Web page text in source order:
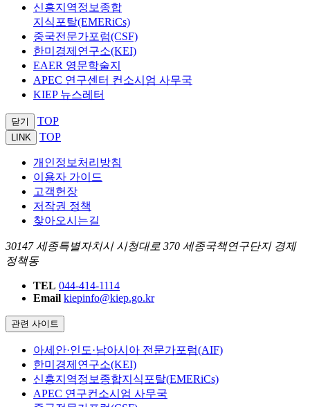
신흥지역정보종합
지식포탈(EMERiCs)
중국전문가포럼(CSF)
한미경제연구소(KEI)
EAER 영문학술지
APEC 연구센터 컨소시엄 사무국
KIEP 뉴스레터
닫기 TOP
LINK TOP
개인정보처리방침
이용자 가이드
고객헌장
저작권 정책
찾아오시는길
30147 세종특별자치시 시청대로 370 세종국책연구단지 경제
정책동
TEL 044-414-1114
Email kiepinfo@kiep.go.kr
관련 사이트
아세안·인도·남아시아 전문가포럼(AIF)
한미경제연구소(KEI)
신흥지역정보종합지식포탈(EMERiCs)
APEC 연구컨소시엄 사무국